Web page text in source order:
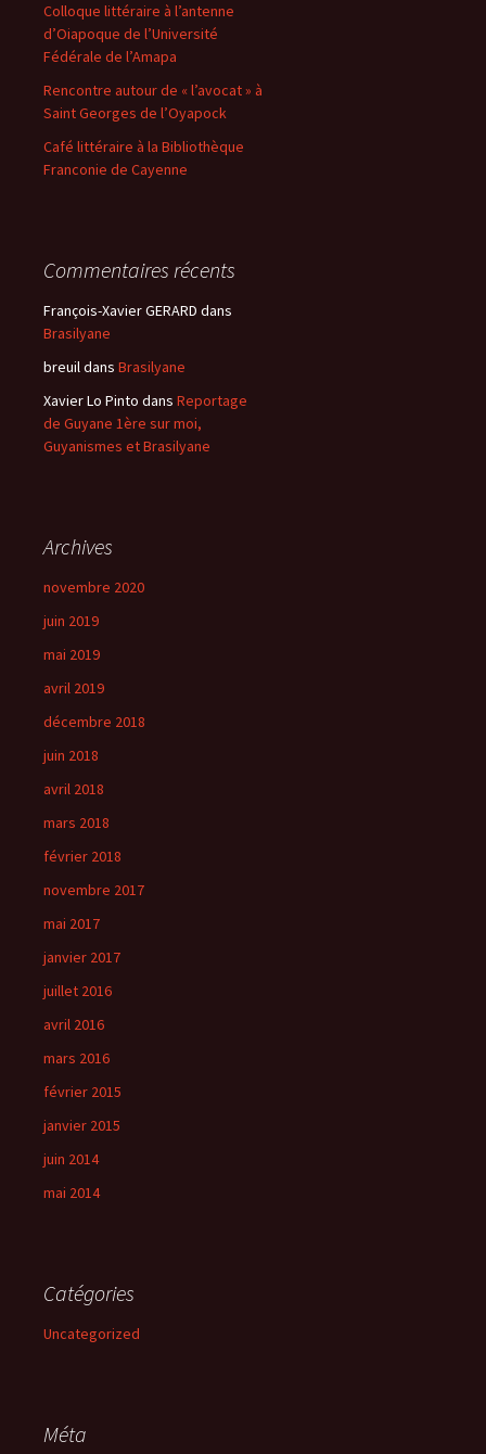
Colloque littéraire à l’antenne
d’Oiapoque de l’Université
Fédérale de l’Amapa
Rencontre autour de « l’avocat » à
Saint Georges de l’Oyapock
Café littéraire à la Bibliothèque
Franconie de Cayenne
Commentaires récents
François-Xavier GERARD dans
Brasilyane
breuildans Brasilyane
Xavier Lo Pinto dans Reportage
de Guyane 1ère sur moi,
Guyanismes et Brasilyane
Archives
novembre 2020
juin 2019
mai 2019
avril 2019
décembre 2018
juin 2018
avril 2018
mars 2018
février 2018
novembre 2017
mai 2017
janvier 2017
juillet 2016
avril 2016
mars 2016
février 2015
janvier 2015
juin 2014
mai 2014
Catégories
Uncategorized
Méta